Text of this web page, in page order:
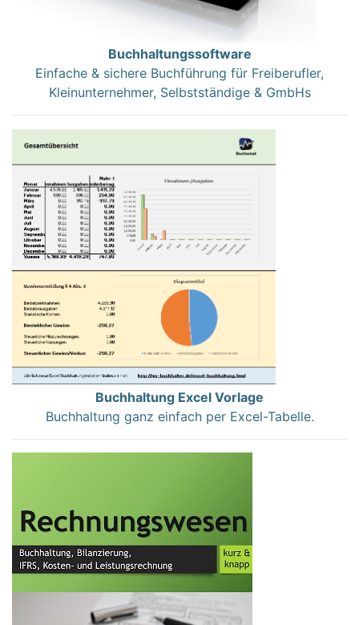
Buchhaltungssoftware
Einfache & sichere Buchführung für Freiberufler,
Kleinunternehmer, Selbstständige & GmbHs
Buchhaltung Excel Vorlage
Buchhaltung ganz einfach per Excel-Tabelle.